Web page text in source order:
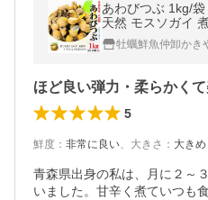
あわびつぶ 1kg/
天然 モスソガイ
け・おでん・バタ
つぶ つぶ貝 ツブ貝
牡蠣鮮魚仲卸かき
5
鮮度 ： 非常に良い、 大きさ ： 大きめ
青森県出身の私は、月に２～
いました。甘辛く煮ていつも